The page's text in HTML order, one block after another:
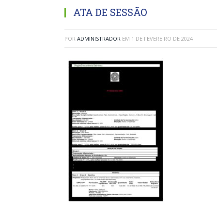
ATA DE SESSÃO
POR ADMINISTRADOR EM 1 DE FEVEREIRO DE 2024